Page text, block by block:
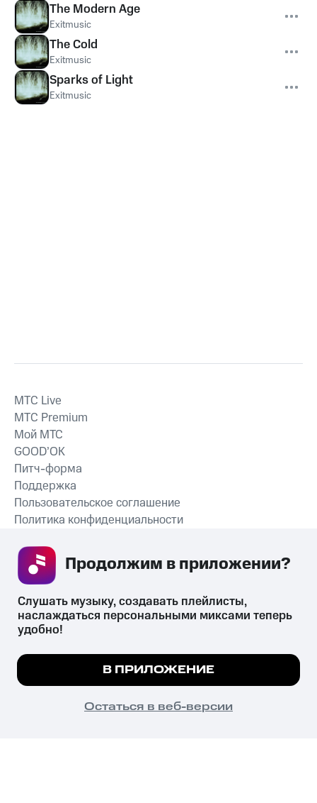
The Modern Age
Exitmusic
The Cold
Exitmusic
Sparks of Light
Exitmusic
СКАЧАТЬ ПРИЛОЖЕНИЕ
MTС Live
MTС Premium
Мой МТС
GOOD’OK
Питч-форма
Поддержка
Пользовательское соглашение
Политика конфиденциальности
психотропных веществ, их аналогов причиняет вред здоровью,
их незаконный оборот запрещён и влечёт установленную
законодательством ответственность.
© 2026 ООО «КИОН».
Все права защищены
Мы используем куки, чтобы на сайте все
Подробнее
ПОНЯТНО
Слушать музыку, создавать плейлисты,
наслаждаться персональными миксами теперь
удобно!
В ПРИЛОЖЕНИЕ
Остаться в веб-версии